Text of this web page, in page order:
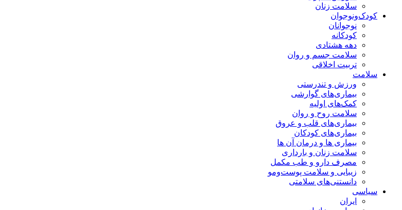
سلامت زنان
کودک‌ونوجوان
نوجوانان
کودکانه
دهه هشتادی
سلامت جسم و روان
تربیت اخلاقی
سلامت
ورزش و تندرستی
بیماری‌های گوارشی
کمک‌های اولیه
سلامت روح و روان
بیماری‌های قلب و عروق
بیماری‌های کودکان
بیماری ها و درمان آن ها
سلامت زنان و بارداری
مصرف دارو و طب مکمل
زیبایی و سلامت پوست‌ومو
دانستنی‌های سلامتی
سیاسی
ایران